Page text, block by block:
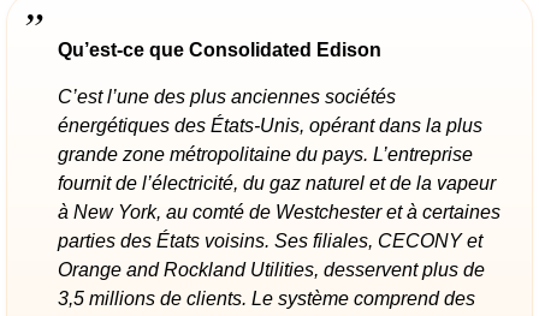
Qu’est-ce que Consolidated Edison
C’est l’une des plus anciennes sociétés
énergétiques des États-Unis, opérant dans la plus
grande zone métropolitaine du pays. L’entreprise
fournit de l’électricité, du gaz naturel et de la vapeur
à New York, au comté de Westchester et à certaines
parties des États voisins. Ses filiales, CECONY et
Orange and Rockland Utilities, desservent plus de
3,5 millions de clients. Le système comprend des